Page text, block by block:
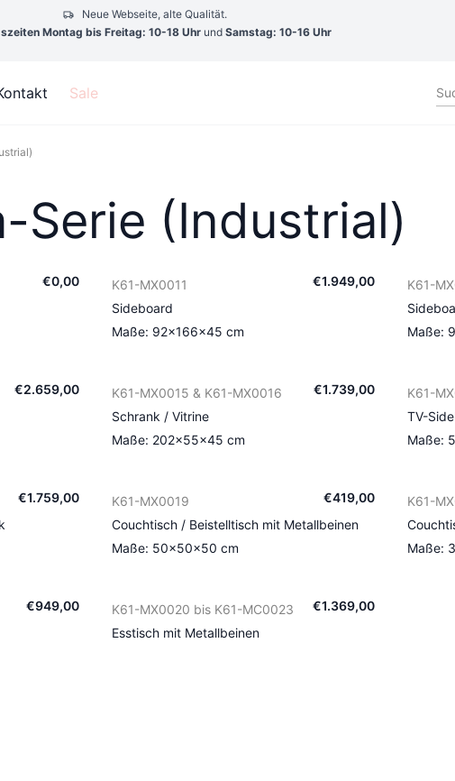
Neue Webseite, alte Qualität.
Montag bis Freitag: 10-18 Uhrund Samstag: 10-16 Uhr
Sale
Serie (Industrial)
€0,00
K61-MX0011 €1.949,00
Sideboard
Maße: 92×166×45 cm
K61-
Maße:
€2.659,00
K61-MX0015 & K61-MX0016 €1.739,00
Schrank / Vitrine
Maße: 202×55×45 cm
K61-
TV-
Maße:
€1.759,00
K61-MX0019 €419,00
Couchtisch / Beistelltisch mit Metallbeinen
Maße: 50×50×50 cm
K61-
Maße:
€949,00
K61-MX0020 bis K61-MC0023 €1.369,00
Esstisch mit Metallbeinen